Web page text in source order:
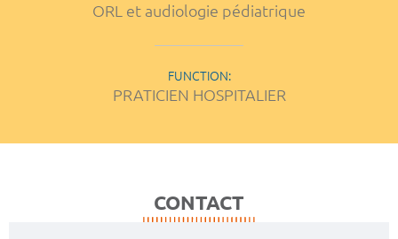
ORL et audiologie pédiatrique
FUNCTION:
PRATICIEN HOSPITALIER
CONTACT